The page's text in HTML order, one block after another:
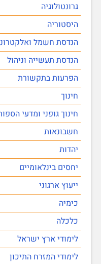
גרונטולוגיה
היסטוריה
הנדסת חשמל
הנדסת תעשייה וניהול
הפרעות בתקשורת
חינוך
חינוך גופני ומדעי
חשבונאות
יהדות
יחסים בינלאומיים
ייעוץ ארגוני
כימיה
כלכלה
לימודי ארץ ישראל
לימודי המזרח התיכון